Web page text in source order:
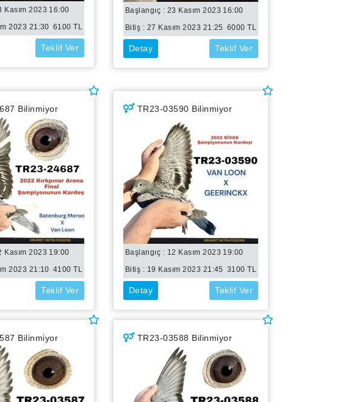
Kasım 2023 16:00
2023 21:30 6100TL
Teklif Ver
Başlangıç : 23 Kasım 2023 16:00
Bitiş : 27 Kasım 2023 21:25 6000TL
Detay Teklif Ver
Bilinmiyor
Kasım 2023 19:00
2023 21:10 4100TL
Teklif Ver
TR23-03590 Bilinmiyor
Başlangıç : 12 Kasım 2023 19:00
Bitiş : 19 Kasım 2023 21:45 3100TL
Detay Teklif Ver
Bilinmiyor TR23-03588 Bilinmiyor